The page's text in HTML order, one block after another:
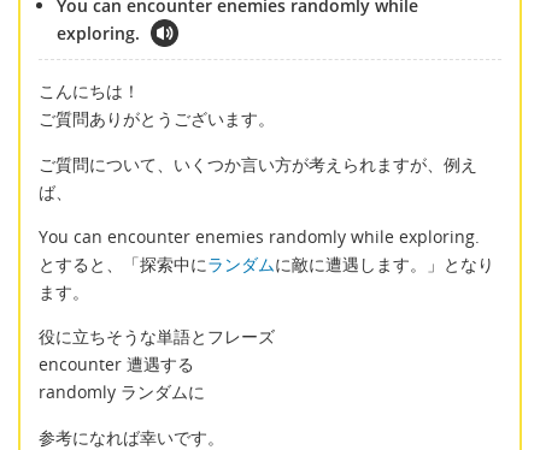
You can encounter enemies randomly while
exploring.
こんにちは！
ご質問ありがとうございます。
ご質問について、いくつか言い方が考えられますが、例え
ば、
You can encounter enemies randomly while exploring.
とすると、「探索中にランダムに敵に遭遇します。」となり
ます。
役に立ちそうな単語とフレーズ
encounter 遭遇する
randomly ランダムに
参考になれば幸いです。